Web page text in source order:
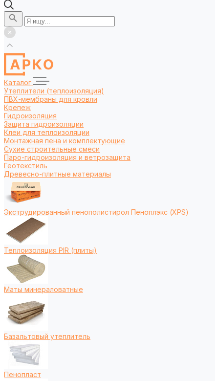
Каталог
Утеплители (теплоизоляция)
ПВХ-мембраны для кровли
Крепеж
Гидроизоляция
Защита гидроизоляции
Клеи для теплоизоляции
Монтажная пена и комплектующие
Сухие строительные смеси
Паро-гидроизоляция и ветрозащита
Геотекстиль
Древесно-плитные материалы
Экструдированный пенополистирол Пеноплэкс (XPS)
Теплоизоляция PIR (плиты)
Маты минераловатные
Базальтовый утеплитель
Пенопласт